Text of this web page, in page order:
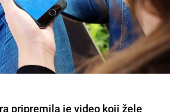
pripremila je video koji žele